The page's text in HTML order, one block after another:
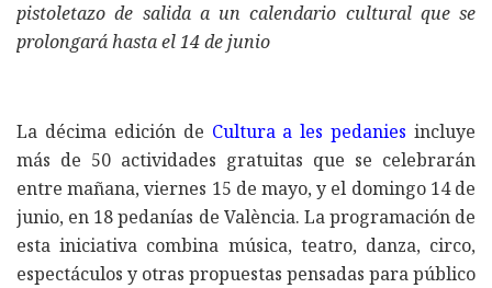
pistoletazo de salida a un calendario cultural que se
prolongará hasta el 14 de junio
La décima edición de Cultura a les pedanies incluye
más de 50 actividades gratuitas que se celebrarán
entre mañana, viernes 15 de mayo, y el domingo 14 de
junio, en 18 pedanías de València. La programación de
esta iniciativa combina música, teatro, danza, circo,
espectáculos y otras propuestas pensadas para público